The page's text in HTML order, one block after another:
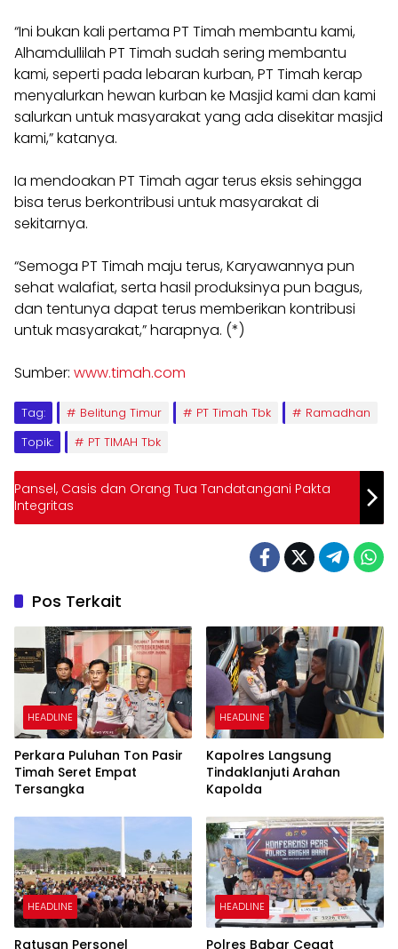
“Ini bukan kali pertama PT Timah membantu kami,
Alhamdullilah PT Timah sudah sering membantu
kami, seperti pada lebaran kurban, PT Timah kerap
menyalurkan hewan kurban ke Masjid kami dan kami
salurkan untuk masyarakat yang ada disekitar masjid
kami,” katanya.
Ia mendoakan PT Timah agar terus eksis sehingga
bisa terus berkontribusi untuk masyarakat di
sekitarnya.
“Semoga PT Timah maju terus, Karyawannya pun
sehat walafiat, serta hasil produksinya pun bagus,
dan tentunya dapat terus memberikan kontribusi
untuk masyarakat,” harapnya. (*)
Sumber: www.timah.com
Tag: Belitung Timur PT Timah Tbk
Ramadhan
Topik:
PT TIMAH Tbk
Pansel, Casis dan Orang Tua Tandatangani Pakta
Integritas
Pos Terkait
HEADLINE
Perkara Puluhan Ton Pasir
Timah Seret Empat
Tersangka
HEADLINE
Kapolres Langsung
Tindaklanjuti Arahan
Kapolda
HEADLINE
Ratusan Personel
HEADLINE
Polres Babar Cegat